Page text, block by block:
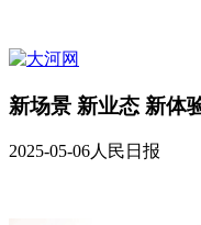
新场景 新业态 新体
2025-05-06人民日报